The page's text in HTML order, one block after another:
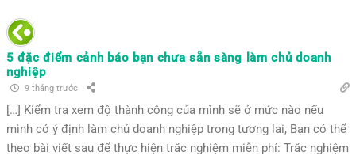
5 đặc điểm cảnh báo bạn chưa sẵn sàng làm chủ doanh
nghiệp
9 tháng trước
[…] Kiểm tra xem độ thành công của mình sẽ ở mức nào nếu
mình có ý định làm chủ doanh nghiệp trong tương lai, Bạn có thể
theo bài viết sau để thực hiện trắc nghiệm miễn phí: Trắc nghiệm